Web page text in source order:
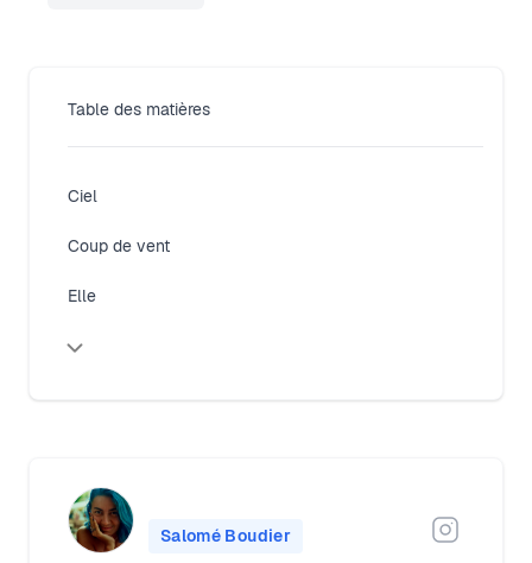
Table des matières
Ciel
Coup de vent
Elle
Salomé Boudier